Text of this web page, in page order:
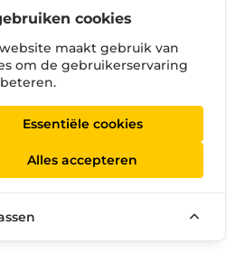
cookies
maakt gebruik van
om de gebruikerservaring
Essentiële cookies
Alles accepteren